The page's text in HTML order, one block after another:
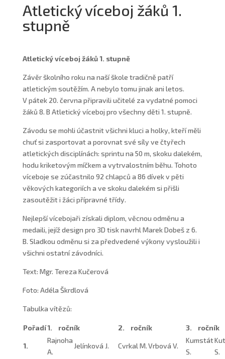
Atletický víceboj žáků 1.
stupně
Atletický víceboj žáků 1. stupně
Závěr školního roku na naší škole tradičně patří
atletickým soutěžím. A nebylo tomu jinak ani letos.
V pátek 20. června připravili učitelé za vydatné pomoci
žáků 8. B Atletický víceboj pro všechny děti 1. stupně.
Závodu se mohli účastnit všichni kluci a holky, kteří měli
chuť si zasportovat a porovnat své síly ve čtyřech
atletických disciplínách: sprintu na 50 m, skoku dalekém,
hodu kriketovým míčkem a vytrvalostním běhu. Tohoto
víceboje se zúčastnilo 92 chlapců a 86 dívek v pěti
věkových kategoriích a ve skoku dalekém si přišli
zasoutěžit i žáci přípravné třídy.
Nejlepší vícebojaři získali diplom, věcnou odměnu a
medaili, jejíž design pro 3D tisk navrhl Marek Dobeš z 6.
B. Sladkou odměnu si za předvedené výkony vysloužili i
všichni ostatní závodníci.
Text: Mgr. Tereza Kučerová
Foto: Adéla Škrdlová
Tabulka vítězů:
Pořadí1. ročník 2. ročník 3. ročník
1.
Rajnoha
A.
Jelínková J. Cvrkal M.Vrbová V.
Kumstát
S.
S.